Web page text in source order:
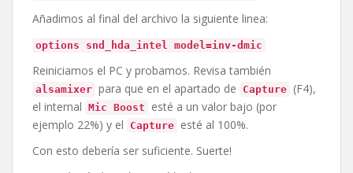
Añadimos al final del archivo la siguiente linea:
options snd_hda_intel model=inv-dmic
Reiniciamos el PC y probamos. Revisa también
alsamixer para que en el apartado de Capture (F4),
el internal Mic Boost
esté a un valor bajo (por
ejemplo 22%) y el
Capture esté al 100%.
Con esto debería ser suficiente. Suerte!